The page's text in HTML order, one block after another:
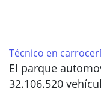
Técnico en
El parque
32.106.520